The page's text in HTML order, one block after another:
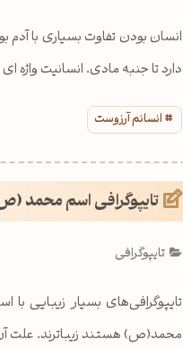
انسان بودن تفاوت بسیاری با آدم
دارد تا جنبه مادی. انسانیت
انسانم آرزوست
تایپوگرافی اسم محمد
تایپوگرافی
تایپوگرافی‌های بسیار زیبایی
محمد(ص) هستند زیباترند. علت